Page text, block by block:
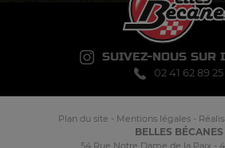
SUIVEZ-NOUS SUR
02 41 62 89 25
Plan du site - Mentions légales-
BELLES BÉCANES
54 Rue Notre Dame de la Paix -